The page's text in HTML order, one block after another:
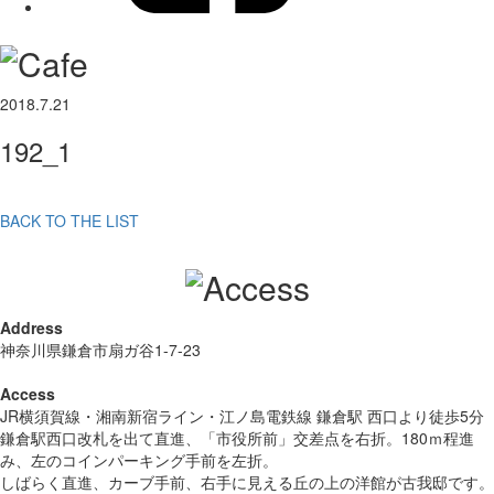
2018.7.21
192_1
BACK TO THE LIST
Address
神奈川県鎌倉市扇ガ谷1-7-23
Access
JR横須賀線・湘南新宿ライン・江ノ島電鉄線 鎌倉駅 西口より徒歩5分
鎌倉駅西口改札を出て直進、「市役所前」交差点を右折。180ｍ程進
み、左のコインパーキング手前を左折。
しばらく直進、カーブ手前、右手に見える丘の上の洋館が古我邸です。